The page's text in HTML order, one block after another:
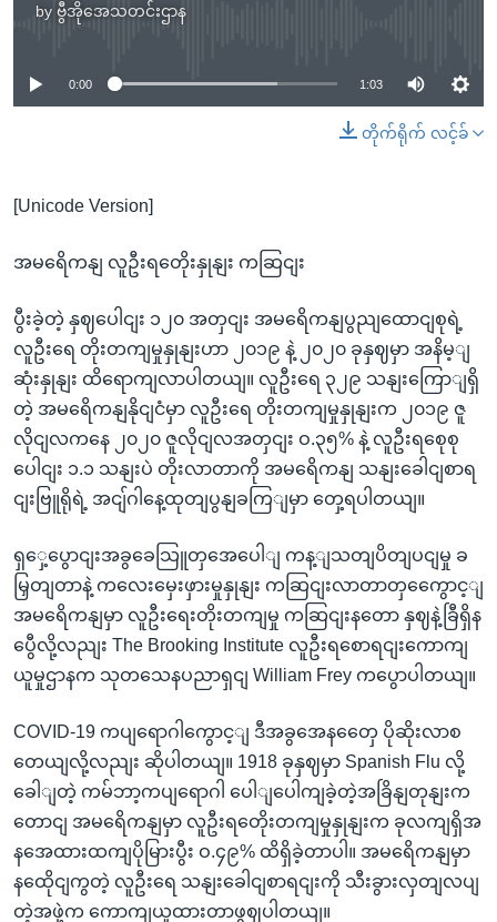
by ဗွီအိုအေသတင်းဌာန
No media source currently available
0:00 1:03
တိုက်ရိုက် လင့်ခ်
[Unicode Version]
အမရေိကနျ လူဦးရတေိုးနှုနျး ကဆြငျး
ပွီးခဲ့တဲ့ နှဈပေါငျး ၁၂၀ အတှငျး အမရေိကနျပွညျထောငျစုရဲ့
လူဦးရေ တိုးတကျမှုနှုနျးဟာ ၂၀၁၉ နဲ့ ၂၀၂၀ ခုနှဈမှာ အနိမ့ျ
ဆုံးနှုနျး ထိရောကျလာပါတယျ။ လူဦးရေ ၃၂၉ သနျးကြောျရှိ
တဲ့ အမရေိကနျနိုငျငံမှာ လူဦးရေ တိုးတကျမှုနှုနျးက ၂၀၁၉ ဇူ
လိုငျလကနေ ၂၀၂၀ ဇူလိုငျလအတှငျး ဝ.၃၅% နဲ့ လူဦးရစေုစု
ပေါငျး ၁.၁ သနျးပဲ တိုးလာတာကို အမရေိကနျ သနျးခေါငျစာရ
ငျးဗြူရိုရဲ့ အငျ်ဂါနေ့ထုတျပွနျခကြျမှာ တှေ့ရပါတယျ။
ရှှေ့ပွောငျးအခွခေသြူတှအေပေါျ ကန့ျသတျပိတျပငျမှု ခ
မြှတျတာနဲ့ ကလေးမှေးဖှားမှုနှုနျး ကဆြငျးလာတာတှကွေောင့ျ
အမရေိကနျမှာ လူဦးရေးတိုးတကျမှု ကဆြငျးနတော နှဈနဲ့ခြီရှိန
ပွေီလို့လညျး The Brooking Institute လူဦးရစောရငျးကောကျ
ယူမှုဌာနက သုတသေနပညာရှငျ William Frey ကပွောပါတယျ။
COVID-19 ကပျရောဂါကွောင့ျ ဒီအခွအေနတှေေ ပိုဆိုးလာစ
တေယျလို့လညျး ဆိုပါတယျ။ 1918 ခုနှဈမှာ Spanish Flu လို့
ခေါျတဲ့ ကမ်ဘာ့ကပျရောဂါ ပေါျပေါကျခဲ့တဲ့အခြိနျတုနျးက
တောငျ အမရေိကနျမှာ လူဦးရတေိုးတကျမှုနှုနျးက ခုလကျရှိအ
နအေထားထကျပိုမြားပွီး ဝ.၄၉% ထိရှိခဲ့တာပါ။ အမရေိကနျမှာ
နထေိုငျကွတဲ့ လူဦးရေ သနျးခေါငျစာရငျးကို သီးခွားလှတျလပျ
တဲ့အဖှဲ့က ကောကျယူထားတာဖွဈပါတယျ။